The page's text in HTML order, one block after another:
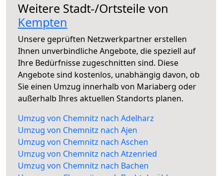
Weitere Stadt-/Ortsteile von
Kempten
Unsere geprüften Netzwerkpartner erstellen
Ihnen unverbindliche Angebote, die speziell auf
Ihre Bedürfnisse zugeschnitten sind. Diese
Angebote sind kostenlos, unabhängig davon, ob
Sie einen Umzug innerhalb von Mariaberg oder
außerhalb Ihres aktuellen Standorts planen.
Umzug von Chemnitz nach Adelharz
Umzug von Chemnitz nach Ajen
Umzug von Chemnitz nach Aschen
Umzug von Chemnitz nach Atzenried
Umzug von Chemnitz nach Bachen